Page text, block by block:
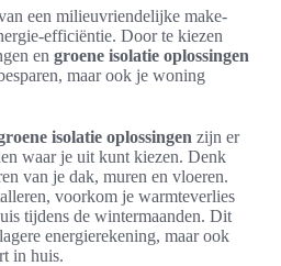
een milieuvriendelijke make-
efficiëntie. Door te kiezen
en groene isolatie oplossingen
maar ook je woning
isolatie oplossingen zijn er
waar je uit kunt kiezen. Denk
van je dak, muren en vloeren.
voorkom je warmteverlies
tijdens de wintermaanden. Dit
energierekening, maar ook
in huis.